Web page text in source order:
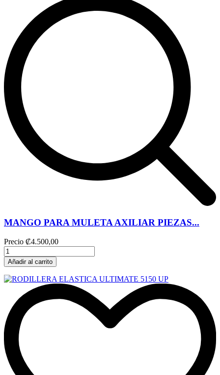
MANGO PARA MULETA AXILIAR PIEZAS...
Precio ₡4.500,00
Añadir al carrito